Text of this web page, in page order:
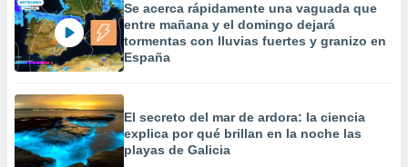
Se acerca rápidamente una vaguada que
entre mañana y el domingo dejará
tormentas con lluvias fuertes y granizo en
España
El secreto del mar de ardora: la ciencia
explica por qué brillan en la noche las
playas de Galicia